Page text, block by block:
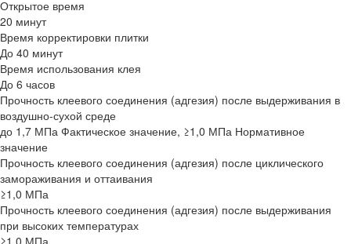
Открытое время
20 минут
Время корректировки плитки
До 40 минут
Время использования клея
До 6 часов
Прочность клеевого соединения (адгезия) после выдерживания в
воздушно-сухой среде
до 1,7 МПа Фактическое значение, ≥1,0 МПа Нормативное
значение
Прочность клеевого соединения (адгезия) после циклического
замораживания и оттаивания
≥1,0 МПа
Прочность клеевого соединения (адгезия) после выдерживания
при высоких температурах
≥1,0 МПа